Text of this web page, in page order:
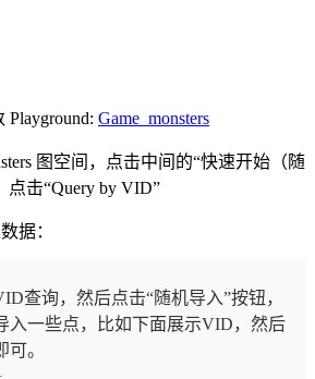
Playground: Game_monsters
图空间，点击中间的“快速开始（随
点击“Query by VID”
据：
查询，然后点击“随机导入”按钮，
入一些点，比如下面展示VID，然后
可。